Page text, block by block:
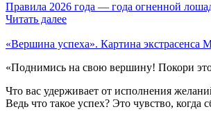
Правила 2026 года — года огненной
Читать далее
«Вершина успеха». Картина экстрасенса
«Поднимись на свою вершину! Покори
Что вас удерживает от исполнения
Ведь что такое успех? Это чувство, когда